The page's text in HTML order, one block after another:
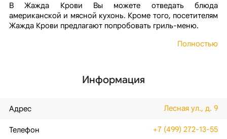
В Жажда Крови Вы можете отведать блюда
американской и мясной кухонь. Кроме того, посетителям
Жажда Крови предлагают попробовать гриль-меню.
Полностью
Информация
Адрес Лесная ул., д. 9
Телефон +7 (499) 272-13-55